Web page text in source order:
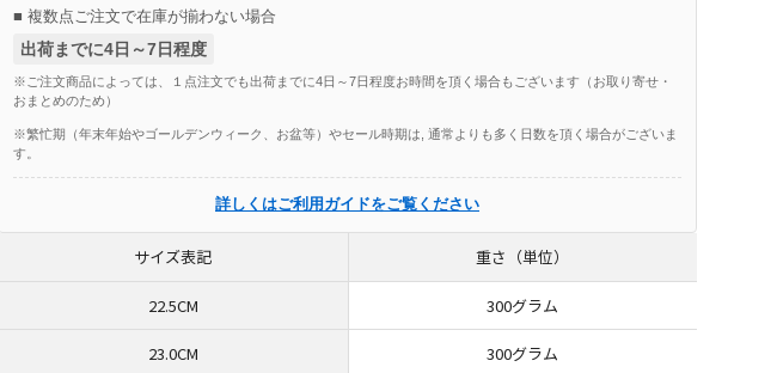
■ 複数点ご注文で在庫が揃わない場合
出荷までに4日～7日程度
※ご注文商品によっては、１点注文でも出荷までに4日～7日程度お時間を頂く場合もございます（お取り寄せ・
おまとめのため）
※繁忙期（年末年始やゴールデンウィーク、お盆等）やセール時期は, 通常よりも多く日数を頂く場合がございま
す。
詳しくはご利用ガイドをご覧ください
サイズ表記 重さ（単位）
22.5CM 300グラム
23.0CM 300グラム